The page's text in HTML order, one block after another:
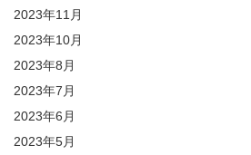
2023年11月
2023年10月
2023年8月
2023年7月
2023年6月
2023年5月